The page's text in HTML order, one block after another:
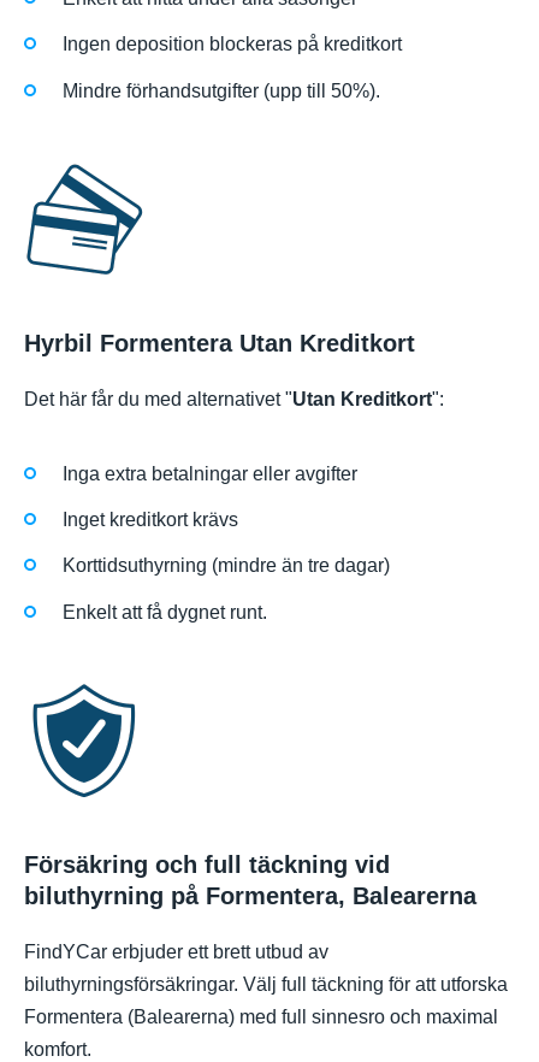
Ingen deposition blockeras på kreditkort
Mindre förhandsutgifter (upp till 50%).
Hyrbil Formentera Utan Kreditkort
Det här får du med alternativet "Utan Kreditkort":
Inga extra betalningar eller avgifter
Inget kreditkort krävs
Korttidsuthyrning (mindre än tre dagar)
Enkelt att få dygnet runt.
Försäkring och full täckning vid
biluthyrning på Formentera, Balearerna
FindYCar erbjuder ett brett utbud av
biluthyrningsförsäkringar. Välj full täckning för att utforska
Formentera (Balearerna) med full sinnesro och maximal
komfort.